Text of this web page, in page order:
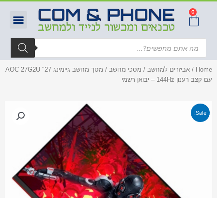
0
Home
/ אביזרים למחשב / מסכי מחשב
/ מסך מחשב גיימינג AOC 27G2U "27
עם קצב רענון 144Hz – יבואן רשמי
Sale!